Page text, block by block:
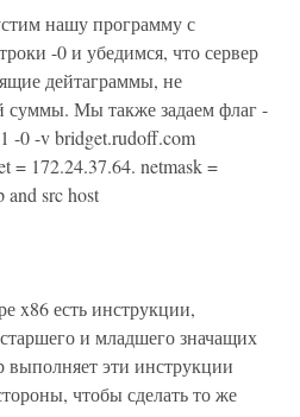
нашу программу с
-0 и убедимся, что сервер
дейтаграммы, не
суммы. Мы также задаем флаг -
-0 -v bridget.rudoff.com
= 172.24.37.64. netmask =
and src host
x86 есть инструкции,
и младшего значащих
выполняет эти инструкции
чтобы сделать то же